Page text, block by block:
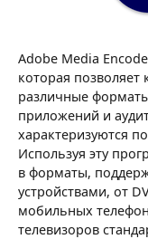
Adobe Media
которая
различные
приложений и
характеризуются
Используя эту
в форматы,
устройствами, от
мобильных
телевизоров